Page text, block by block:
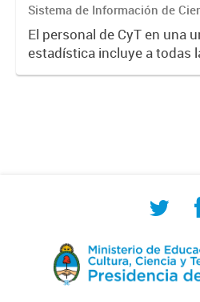
Sistema de Información de
Tecnología Argentino (SICYTAR)
El personal de CyT en una
estadística incluye a todas
personas involucradas